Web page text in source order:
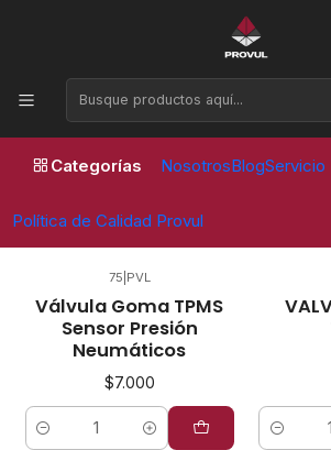
Categorías NosotrosBlogServicio
Política de Calidad Provul
Horario de atención Lunes a Viernes de
Inicio Valvulas
Sensor
75 PVL
Válvula Goma TPMS
Sensor Presión
Neumáticos
$7.000
Cantidad
Cantidad